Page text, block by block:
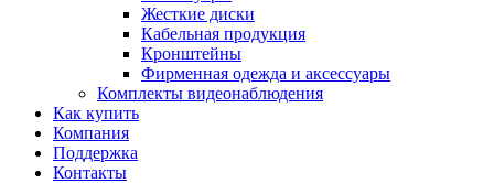
Жесткие диски
Кабельная продукция
Кронштейны
Фирменная одежда и аксессуары
Комплекты видеонаблюдения
Как купить
Компания
Поддержка
Контакты